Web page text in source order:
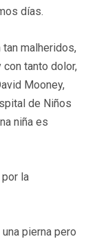
días.
malheridos,
tanto dolor,
Mooney,
de Niños
niña es
la
pierna pero